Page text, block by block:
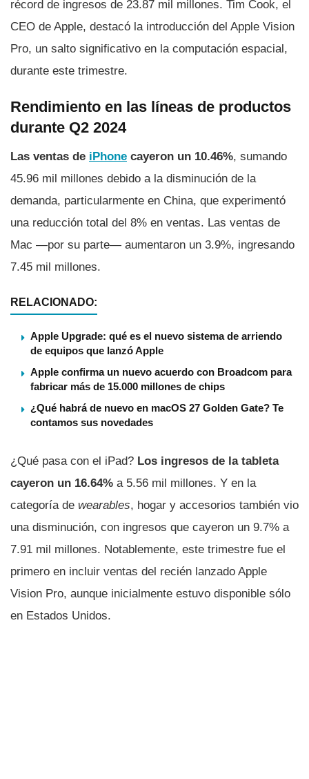
récord de ingresos de 23.87 mil millones. Tim Cook, el
CEO de Apple, destacó la introducción del Apple Vision
Pro, un salto significativo en la computación espacial,
durante este trimestre.
Rendimiento en las líneas de productos
durante Q2 2024
Las ventas de iPhone cayeron un 10.46%, sumando
45.96 mil millones debido a la disminución de la
demanda, particularmente en China, que experimentó
una reducción total del 8% en ventas. Las ventas de
Mac —por su parte— aumentaron un 3.9%, ingresando
7.45 mil millones.
RELACIONADO:
Apple Upgrade: qué es el nuevo sistema de arriendo
de equipos que lanzó Apple
Apple confirma un nuevo acuerdo con Broadcom para
fabricar más de 15.000 millones de chips
¿Qué habrá de nuevo en macOS 27 Golden Gate? Te
contamos sus novedades
¿Qué pasa con el iPad? Los ingresos de la tableta
cayeron un 16.64% a 5.56 mil millones. Y en la
categoría de wearables, hogar y accesorios también vio
una disminución, con ingresos que cayeron un 9.7% a
7.91 mil millones. Notablemente, este trimestre fue el
primero en incluir ventas del recién lanzado Apple
Vision Pro, aunque inicialmente estuvo disponible sólo
en Estados Unidos.